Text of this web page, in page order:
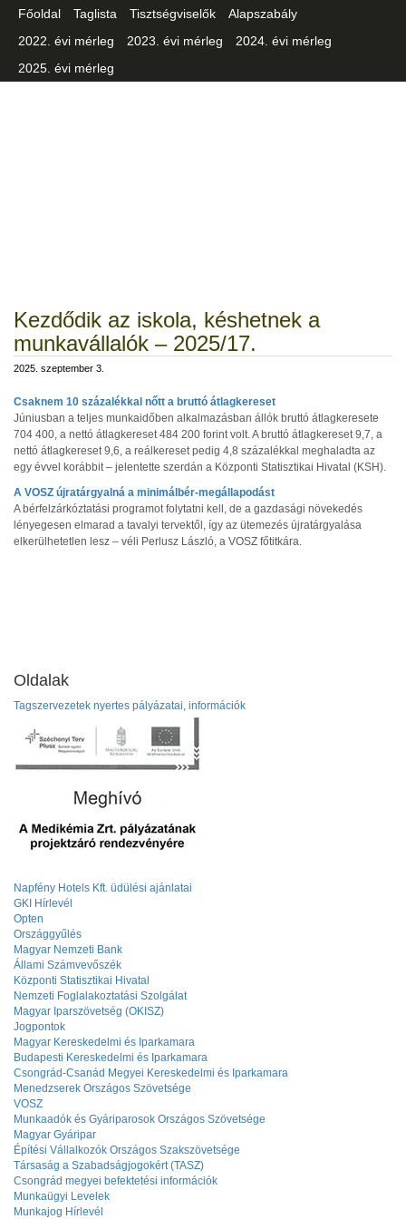
Főoldal Taglista Tisztségviselők
Alapszabály
2022. évi mérleg
2023. évi mérleg
2024. évi mérleg
2025. évi mérleg
Kezdődik az iskola, késhetnek a
munkavállalók – 2025/17.
2025. szeptember 3.
Csaknem 10 százalékkal nőtt a bruttó átlagkereset
Júniusban a teljes munkaidőben alkalmazásban állók bruttó átlagkeresete
704 400, a nettó átlagkereset 484 200 forint volt. A bruttó átlagkereset 9,7, a
nettó átlagkereset 9,6, a reálkereset pedig 4,8 százalékkal meghaladta az
egy évvel korábbit – jelentette szerdán a Központi Statisztikai Hivatal (KSH).
A VOSZ újratárgyalná a minimálbér-megállapodást
A bérfelzárkóztatási programot folytatni kell, de a gazdasági növekedés
lényegesen elmarad a tavalyi tervektől, így az ütemezés újratárgyalása
elkerülhetetlen lesz – véli Perlusz László, a VOSZ főtitkára.
Oldalak
Tagszervezetek nyertes pályázatai, információk
Napfény Hotels Kft. üdülési ajánlatai
GKI Hírlevél
Opten
Országgyűlés
Magyar Nemzeti Bank
Állami Számvevőszék
Központi Statisztikai Hivatal
Nemzeti Foglalakoztatási Szolgálat
Magyar Iparszövetség (OKISZ)
Jogpontok
Magyar Kereskedelmi és Iparkamara
Budapesti Kereskedelmi és Iparkamara
Csongrád-Csanád Megyei Kereskedelmi és Iparkamara
Menedzserek Országos Szövetsége
VOSZ
Munkaadók és Gyáriparosok Országos Szövetsége
Magyar Gyáripar
Építési Vállalkozók Országos Szakszövetsége
Társaság a Szabadságjogokért (TASZ)
Csongrád megyei befektetési információk
Munkaügyi Levelek
Munkajog Hírlevél